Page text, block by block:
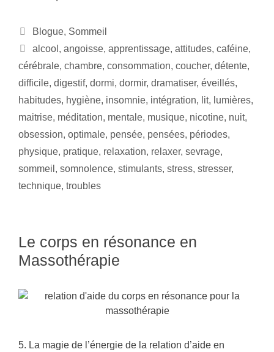
Blogue, Sommeil
alcool , angoisse, apprentissage, attitudes, caféine,
cérébrale, chambre, consommation, coucher, détente,
difficile, digestif, dormi, dormir, dramatiser, éveillés,
habitudes, hygiène, insomnie, intégration, lit, lumières,
maitrise, méditation, mentale, musique, nicotine, nuit,
obsession, optimale, pensée, pensées, périodes,
physique, pratique, relaxation, relaxer, sevrage,
sommeil , somnolence, stimulants, stress, stresser,
technique, troubles
Le corps en résonance en
Massothérapie
5. La magie de l’énergie de la relation d’aide en